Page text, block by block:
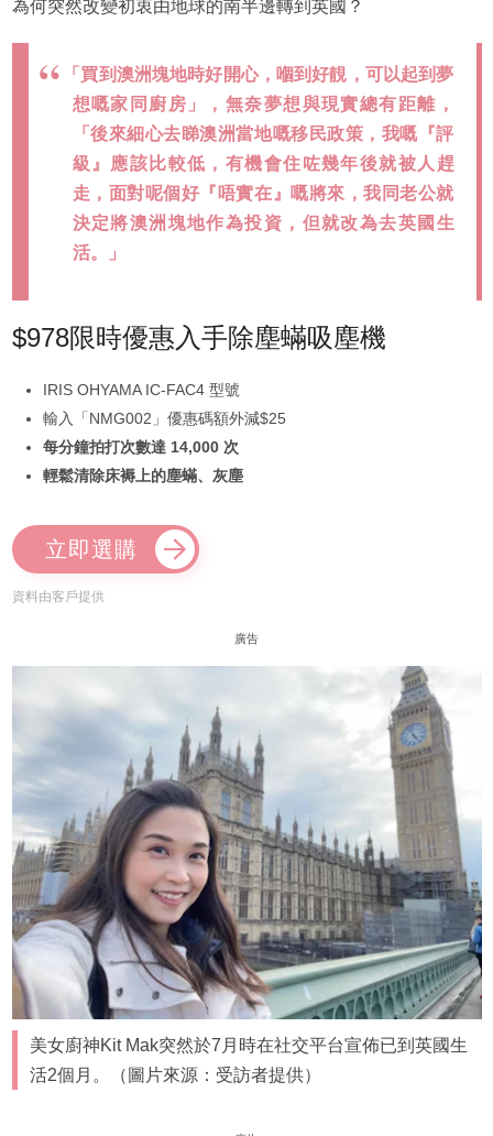
為何突然改變初衷由地球的南半邊轉到英國？
「買到澳洲塊地時好開心，嗰到好靚，可以起到夢
想嘅家同廚房」，無奈夢想與現實總有距離，
「後來細心去睇澳洲當地嘅移民政策，我嘅『評
級』應該比較低，有機會住咗幾年後就被人趕
走，面對呢個好『唔實在』嘅將來，我同老公就
決定將澳洲塊地作為投資，但就改為去英國生
活。」
$978限時優惠入手除塵蟎吸塵機
IRIS OHYAMA IC-FAC4 型號
輸入「NMG002」優惠碼額外減$25
每分鐘拍打次數達 14,000 次
輕鬆清除床褥上的塵蟎、灰塵
立即選購
資料由客戶提供
廣告
美女廚神Kit Mak突然於7月時在社交平台宣佈已到英國生
活2個月。（圖片來源：受訪者提供）